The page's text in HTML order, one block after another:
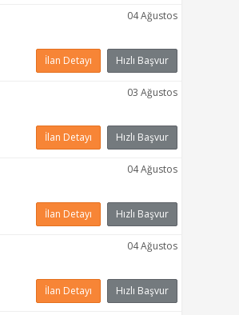
İlan Detayı Hızlı Başvur
04 Ağustos
İlan Detayı Hızlı Başvur
03 Ağustos
İlan Detayı Hızlı Başvur
04 Ağustos
İlan Detayı Hızlı Başvur
04 Ağustos